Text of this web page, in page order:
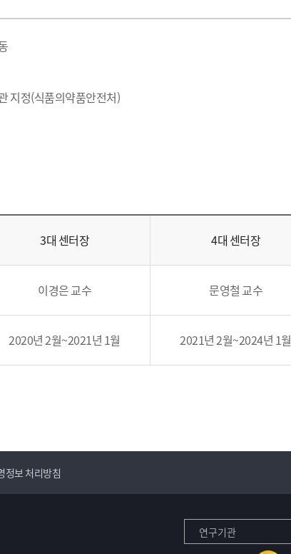
지정(식품의약품안전처)
3대 센터장 4대 센터장
이경은 교수 문영철 교수
2020년 2월~2021년 1월​ 2021년 2월~2024년 1월
정보 처리방침
연구기관